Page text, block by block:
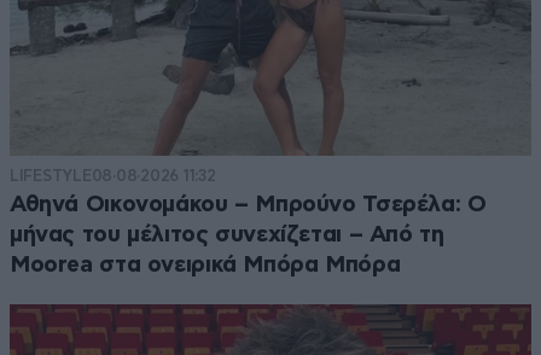
LIFESTYLE08·08·2026 11:32
Αθηνά Οικονομάκου – Μπρούνο Τσερέλα: Ο
μήνας του μέλιτος συνεχίζεται – Από τη
Moorea στα ονειρικά Μπόρα Μπόρα